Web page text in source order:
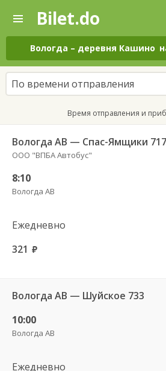
—
Поиск
и
покупка
билетов
на
автобус
онлайн
Bilet.do
Вологда – деревня Кашино
По времени отправления
Время отправления и
Вологда АВ — Спас-Ямщики 717
ООО "ВПБА Автобус"
8:10
Вологда АВ
Ежедневно
321 руб.
Вологда АВ — Шуйское 733
10:00
Вологда АВ
Ежедневно